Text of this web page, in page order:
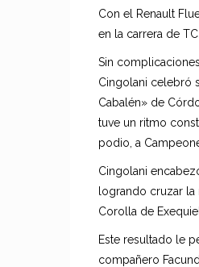
Con el Renault
en la carrera de
Sin
Cingolani celebró
Cabalén» de
tuve un ritmo
podio, a
Cingolani
logrando cruzar
Corolla de
Este resultado le
compañero